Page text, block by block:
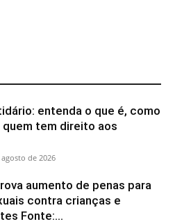
entenda o que é, como
quem tem direito aos
de 2026
aumento de penas para
contra crianças e
Fonte:...